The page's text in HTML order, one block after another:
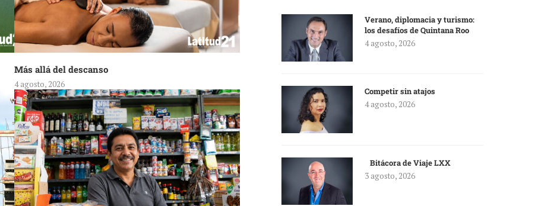
Más allá del descanso
4 agosto, 2026
Verano, diplomacia y turismo:
los desafíos de Quintana Roo
4 agosto, 2026
Competir sin atajos
4 agosto, 2026
Bitácora de Viaje LXX
3 agosto, 2026